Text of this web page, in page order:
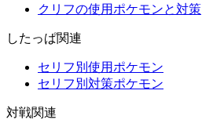
クリフの使用ポケモンと対策
したっぱ関連
セリフ別使用ポケモン
セリフ別対策ポケモン
対戦関連